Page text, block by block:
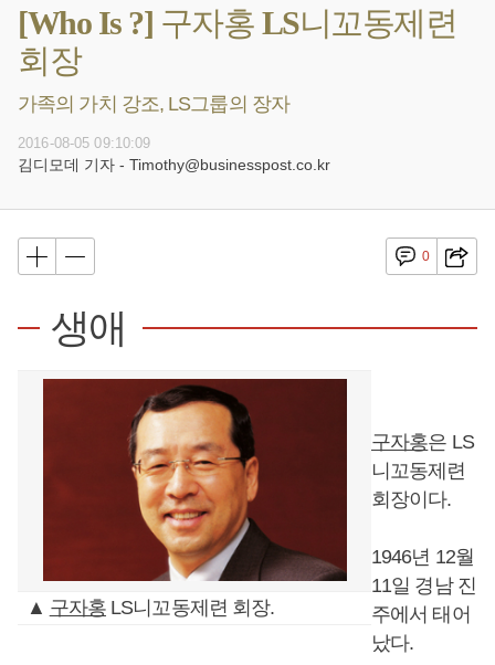
[Who Is ?] 구자홍 LS니꼬동제련
회장
가족의 가치 강조, LS그룹의 장자
2016-08-05 09:10:09
김디모데 기자 - Timothy@businesspost.co.kr
0
생애
▲ 구자홍 LS니꼬동제련 회장.
구자홍은 LS
니꼬동제련
회장이다.
1946년 12월
11일 경남 진
주에서 태어
났다.